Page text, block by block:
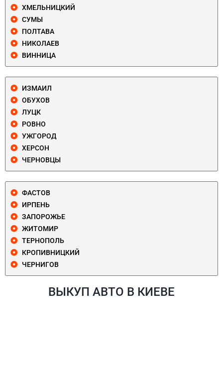
ХМЕЛЬНИЦКИЙ
СУМЫ
ПОЛТАВА
НИКОЛАЕВ
ВИННИЦА
ИЗМАИЛ
ОБУХОВ
ЛУЦК
РОВНО
УЖГОРОД
ХЕРСОН
ЧЕРНОВЦЫ
ФАСТОВ
ИРПЕНЬ
ЗАПОРОЖЬЕ
ЖИТОМИР
ТЕРНОПОЛЬ
КРОПИВНИЦКИЙ
ЧЕРНИГОВ
ВЫКУП АВТО В КИЕВЕ